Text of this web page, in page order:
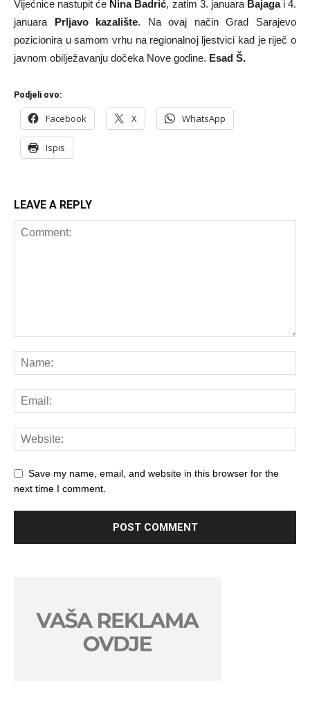
Vijećnice nastupit će Nina Badrić, zatim 3. januara Bajagai 4.
januara Prljavo kazalište. Na ovaj način Grad Sarajevo
pozicionira u samom vrhu na regionalnoj ljestvici kad je riječ o
javnom obilježavanju dočeka Nove godine. Esad Š.
Podjeli ovo:
Facebook X WhatsApp
Ispis
LEAVE A REPLY
Save my name, email, and website in this browser for the
next time I comment.